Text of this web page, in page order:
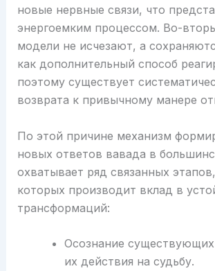
новые нервные связи, что
энергоемким процессом. Во-
модели не исчезают, а
как дополнительный способ
поэтому существует
возврата к привычному манере
По этой причине механизм
новых ответов вавада в
охватывает ряд связанных
которых производит вклад в
трансформаций:
Осознание
их действия на судьбу.